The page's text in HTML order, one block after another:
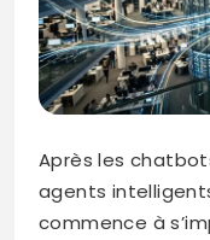
Après les
agents
commence à